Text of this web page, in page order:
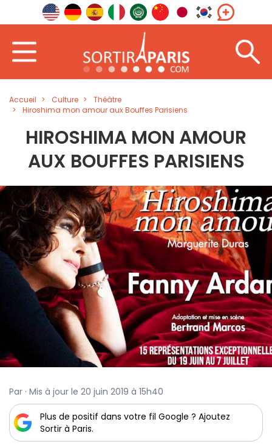
Accueil Culture
Théâtre
Hiroshima mon amour aux Bouffes Parisiens
HIROSHIMA MON AMOUR
AUX BOUFFES PARISIENS
Par · Mis à jour le 20 juin 2019 à 15h40
Plus de positif dans votre fil Google ? Ajoutez
Sortir à Paris.